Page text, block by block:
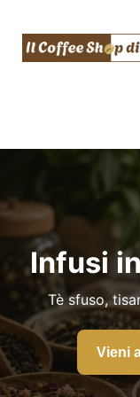
contenuto
Tè, tisane &
Acqua &
Assistenza
Fidelity
Blog
Infusi
Tè sfuso,
Vieni